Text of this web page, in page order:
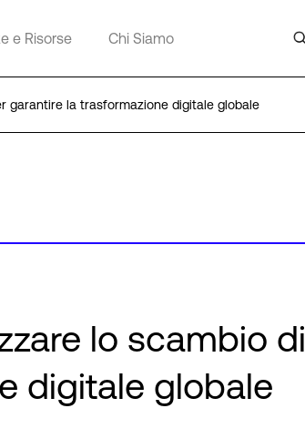
e Risorse Chi Siamo
garantire la trasformazione digitale globale
lo scambio di
digitale globale